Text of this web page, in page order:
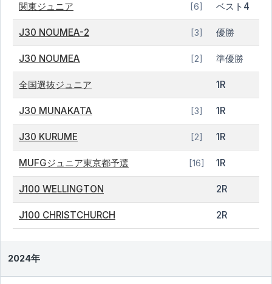
関東ジュニア [6] ベスト4
J30 NOUMEA-2 [3] 優勝
J30 NOUMEA [2] 準優勝
全国選抜ジュニア 1R
J30 MUNAKATA [3] 1R
J30 KURUME [2] 1R
MUFGジュニア東京都予選 [16] 1R
J100 WELLINGTON 2R
J100 CHRISTCHURCH 2R
2024年